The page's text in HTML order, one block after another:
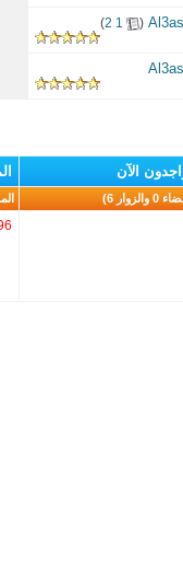
(
1
2
)
الآن